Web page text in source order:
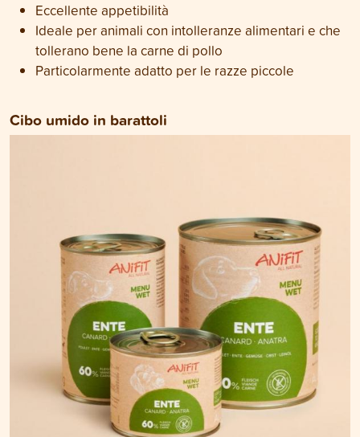
Eccellente appetibilità
Ideale per animali con intolleranze alimentari e che
tollerano bene la carne di pollo
Particolarmente adatto per le razze piccole
Cibo umido in barattoli